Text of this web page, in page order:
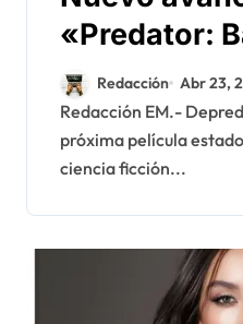
«Predator:
séptima
saga
de la
Redacción Abr 23,
Redacción EM.- Depredador: Badlands es una
próxima película
ciencia ficción...